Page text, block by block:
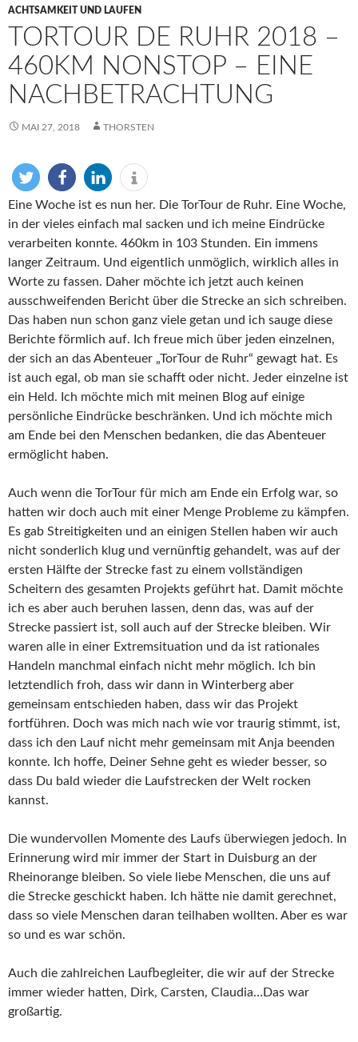
ACHTSAMKEIT UND LAUFEN
TORTOUR DE RUHR 2018 –
460KM NONSTOP – EINE
NACHBETRACHTUNG
MAI 27, 2018 THORSTEN
Eine Woche ist es nun her. Die TorTour de Ruhr. Eine Woche,
in der vieles einfach mal sacken und ich meine Eindrücke
verarbeiten konnte. 460km in 103 Stunden. Ein immens
langer Zeitraum. Und eigentlich unmöglich, wirklich alles in
Worte zu fassen. Daher möchte ich jetzt auch keinen
ausschweifenden Bericht über die Strecke an sich schreiben.
Das haben nun schon ganz viele getan und ich sauge diese
Berichte förmlich auf. Ich freue mich über jeden einzelnen,
der sich an das Abenteuer „TorTour de Ruhr“ gewagt hat. Es
ist auch egal, ob man sie schafft oder nicht. Jeder einzelne ist
ein Held. Ich möchte mich mit meinen Blog auf einige
persönliche Eindrücke beschränken. Und ich möchte mich
am Ende bei den Menschen bedanken, die das Abenteuer
ermöglicht haben.
Auch wenn die TorTour für mich am Ende ein Erfolg war, so
hatten wir doch auch mit einer Menge Probleme zu kämpfen.
Es gab Streitigkeiten und an einigen Stellen haben wir auch
nicht sonderlich klug und vernünftig gehandelt, was auf der
ersten Hälfte der Strecke fast zu einem vollständigen
Scheitern des gesamten Projekts geführt hat. Damit möchte
ich es aber auch beruhen lassen, denn das, was auf der
Strecke passiert ist, soll auch auf der Strecke bleiben. Wir
waren alle in einer Extremsituation und da ist rationales
Handeln manchmal einfach nicht mehr möglich. Ich bin
letztendlich froh, dass wir dann in Winterberg aber
gemeinsam entschieden haben, dass wir das Projekt
fortführen. Doch was mich nach wie vor traurig stimmt, ist,
dass ich den Lauf nicht mehr gemeinsam mit Anja beenden
konnte. Ich hoffe, Deiner Sehne geht es wieder besser, so
dass Du bald wieder die Laufstrecken der Welt rocken
kannst.
Die wundervollen Momente des Laufs überwiegen jedoch. In
Erinnerung wird mir immer der Start in Duisburg an der
Rheinorange bleiben. So viele liebe Menschen, die uns auf
die Strecke geschickt haben. Ich hätte nie damit gerechnet,
dass so viele Menschen daran teilhaben wollten. Aber es war
so und es war schön.
Auch die zahlreichen Laufbegleiter, die wir auf der Strecke
immer wieder hatten, Dirk, Carsten, Claudia…Das war
großartig.